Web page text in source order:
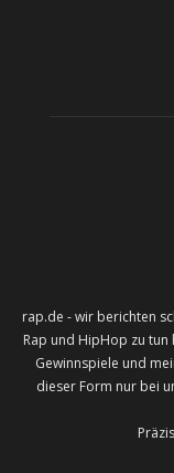
rap.de - wir berichten
Rap und HipHop zu tun
Gewinnspiele und
dieser Form nur bei